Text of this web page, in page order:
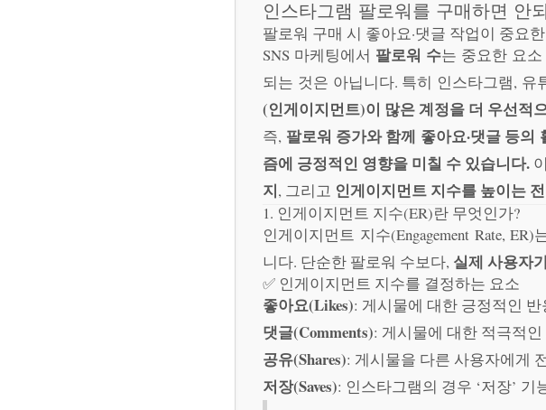
인스타그램 팔로워를 구매하면 안
팔로워 구매 시 좋아요·댓글 작업이 중요
SNS 마케팅에서 팔로워 수는 중요한 요
되는 것은 아닙니다. 특히 인스타그램, 유
(인게이지먼트)이 많은 계정을 더 우선적
즉, 팔로워 증가와 함께 좋아요·댓글 등
즘에 긍정적인 영향을 미칠 수 있습니다.
지, 그리고 인게이지먼트 지수를 높이는
1. 인게이지먼트 지수(ER)란 무엇인가?
인게이지먼트 지수(Engagement Rate, ER)
니다. 단순한 팔로워 수보다, 실제 사용자
✅ 인게이지먼트 지수를 결정하는 요소
좋아요(Likes): 게시물에 대한 긍정적인 반
댓글(Comments): 게시물에 대한 적극적
공유(Shares): 게시물을 다른 사용자에게
저장(Saves): 인스타그램의 경우 ‘저장’ 기